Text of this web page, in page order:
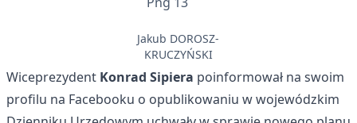
Jakub DOROSZ-
KRUCZYŃSKI
Wiceprezydent Konrad Sipiera poinformował na swoim
profilu na Facebooku o opublikowaniu w wojewódzkim